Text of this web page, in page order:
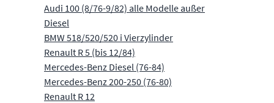
Audi 100 (8/76-9/82) alle Modelle außer
Diesel
BMW 518/520/520 i Vierzylinder
Renault R 5 (bis 12/84)
Mercedes-Benz Diesel (76-84)
Mercedes-Benz 200-250 (76-80)
Renault R 12